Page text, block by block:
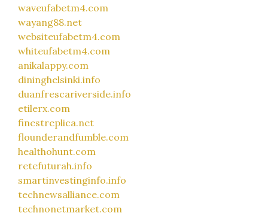
waveufabetm4.com
wayang88.net
websiteufabetm4.com
whiteufabetm4.com
anikalappy.com
dininghelsinki.info
duanfrescariverside.info
etilerx.com
finestreplica.net
flounderandfumble.com
healthohunt.com
retefuturah.info
smartinvestinginfo.info
technewsalliance.com
technonetmarket.com